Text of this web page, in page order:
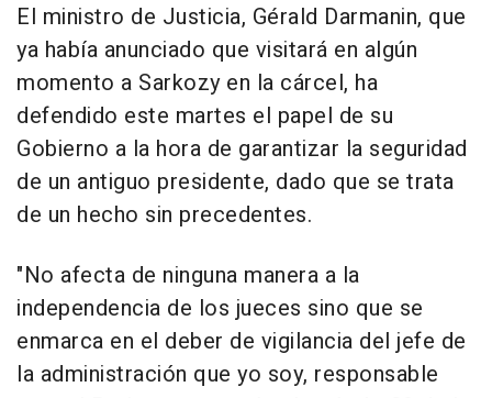
El ministro de Justicia, Gérald Darmanin, que
ya había anunciado que visitará en algún
momento a Sarkozy en la cárcel, ha
defendido este martes el papel de su
Gobierno a la hora de garantizar la seguridad
de un antiguo presidente, dado que se trata
de un hecho sin precedentes.
"No afecta de ninguna manera a la
independencia de los jueces sino que se
enmarca en el deber de vigilancia del jefe de
la administración que yo soy, responsable